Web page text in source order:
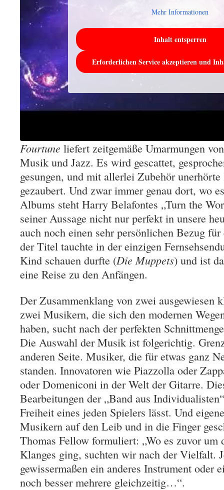
Mehr Informationen
Inhalt entsperren
Erforderlichen Service akzeptieren und
Fourtune liefert zeitgemäße Umarmungen
Musik und Jazz. Es wird gescattet,
gesungen, und mit allerlei Zubehör
gezaubert. Und zwar immer genau dort, wo
Albums steht Harry Belafontes „Turn the
seiner Aussage nicht nur perfekt in unsere
auch noch einen sehr persönlichen Bezug
der Titel tauchte in der einzigen
Kind schauen durfte (Die Muppets) und ist
eine Reise zu den Anfängen.
Der Zusammenklang von zwei ausgewiesen
zwei Musikern, die sich den modernen
haben, sucht nach der perfekten
Die Auswahl der Musik ist folgerichtig.
anderen Seite. Musiker, die für etwas ganz
standen. Innovatoren wie Piazzolla oder
oder Domeniconi in der Welt der Gitarre.
Bearbeitungen der „Band aus
Freiheit eines jeden Spielers lässt. Und
Musikern auf den Leib und in die Finger
Thomas Fellow formuliert: „Wo es zuvor
Klanges ging, suchten wir nach der Vielfalt.
gewissermaßen ein anderes Instrument oder
noch besser mehrere gleichzeitig…“.